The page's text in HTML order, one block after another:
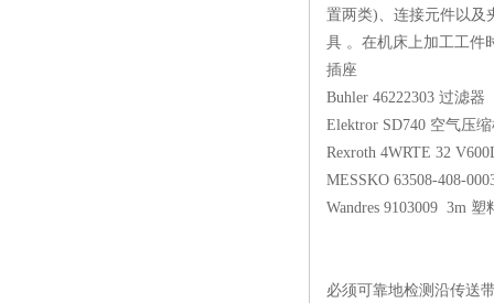
置两类)、连接元件以及
具 。在机床上加工工件
插座
Buhler 46222303
Elektror SD740 空
Rexroth 4WRTE 32
MESSKO 63508-
Wandres 9103009 3m 塑
必须可靠地检测沿传送